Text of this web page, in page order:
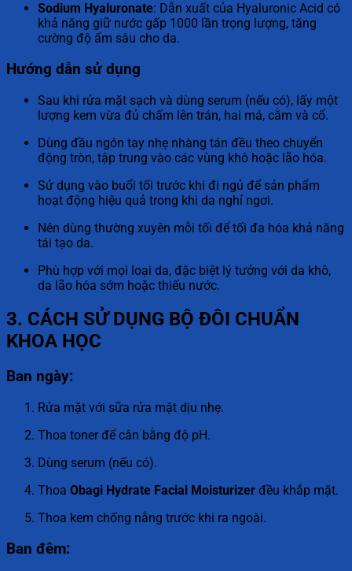
Sodium Hyaluronate: Dẫn xuất của Hyaluronic Acid có
khả năng giữ nước gấp 1000 lần trọng lượng, tăng
cường độ ẩm sâu cho da.
Hướng dẫn sử dụng
Sau khi rửa mặt sạch và dùng serum (nếu có), lấy một
lượng kem vừa đủ chấm lên trán, hai má, cằm và cổ.
Dùng đầu ngón tay nhẹ nhàng tán đều theo chuyển
động tròn, tập trung vào các vùng khô hoặc lão hóa.
Sử dụng vào buổi tối trước khi đi ngủ để sản phẩm
hoạt động hiệu quả trong khi da nghỉ ngơi.
Nên dùng thường xuyên mỗi tối để tối đa hóa khả năng
tái tạo da.
Phù hợp với mọi loại da, đặc biệt lý tưởng với da khô,
da lão hóa sớm hoặc thiếu nước.
3. CÁCH SỬ DỤNG BỘ ĐÔI CHUẨN
KHOA HỌC
Ban ngày:
Rửa mặt với sữa rửa mặt dịu nhẹ.
Thoa toner để cân bằng độ pH.
Dùng serum (nếu có).
Thoa Obagi Hydrate Facial Moisturizer đều khắp mặt.
Thoa kem chống nắng trước khi ra ngoài.
Ban đêm: